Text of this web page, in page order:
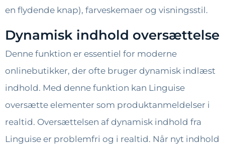
en flydende knap), farveskemaer og visningsstil.
Dynamisk indhold oversættelse
Denne funktion er essentiel for moderne
onlinebutikker, der ofte bruger dynamisk indlæst
indhold. Med denne funktion kan Linguise
oversætte elementer som produktanmeldelser i
realtid. Oversættelsen af ​​dynamisk indhold fra
Linguise er problemfri og i realtid. Når nyt indhold